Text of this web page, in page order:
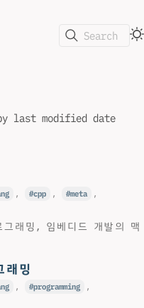
Search
last modified date
, cpp , meta
,
그래밍, 임베디드 개발의 맥
래밍
, programming
,